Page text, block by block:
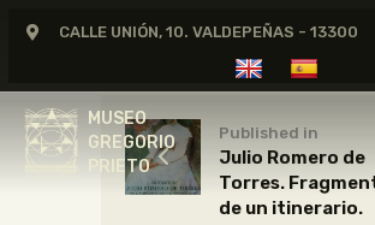
CALLE UNIÓN, 10. VALDEPEÑAS - 13300
MUSEO
GREGORIO
PRIETO
MUSEO
GREGORIO
GREGORIO PRIETO
Published in
Julio Romero de
Torres.
de un itinerario.